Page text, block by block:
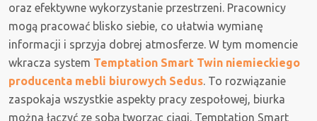
oraz efektywne wykorzystanie przestrzeni. Pracownicy
mogą pracować blisko siebie, co ułatwia wymianę
informacji i sprzyja dobrej atmosferze. W tym momencie
wkracza system Temptation Smart Twin niemieckiego
producenta mebli biurowych Sedus . To rozwiązanie
zaspokaja wszystkie aspekty pracy zespołowej, biurka
można łączyć ze sobą tworząc ciągi. Temptation Smart